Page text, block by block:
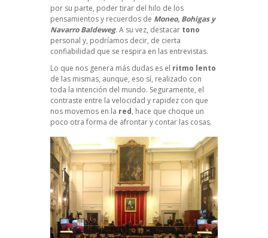
por su parte, poder tirar del hilo de los
pensamientos y recuerdos de Moneo, Bohigas y
Navarro Baldeweg. A su vez, destacar tono
personal y, podríamos decir, de cierta
confiabilidad que se respira en las entrevistas.
Lo que nos genera más dudas es el ritmo lento
de las mismas, aunque, eso sí, realizado con
toda la intención del mundo. Seguramente, el
contraste entre la velocidad y rapidez con que
nos movemos en la red, hace que choque un
poco otra forma de afrontar y contar las cosas.